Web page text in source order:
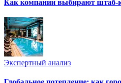
Как компании выбирают штаб-
Экспертный анализ